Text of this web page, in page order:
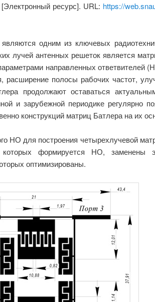
ресурс]. URL: https://
одним из ключевых
лучей антенных решеток является
направленных ответвителей
полосы рабочих частот,
продолжают оставаться
и зарубежной периодике регулярно
конструкций матриц Батлера на их
НО для построения четырехлучевой
формируется НО, заменены
оптимизированы.